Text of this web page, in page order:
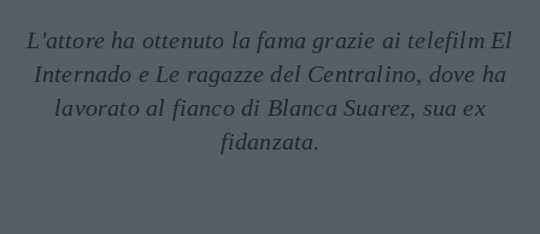
L'attore ha ottenuto la fama grazie ai telefilm El
Internado e Le ragazze del Centralino, dove ha
lavorato al fianco di Blanca Suarez, sua ex
fidanzata.